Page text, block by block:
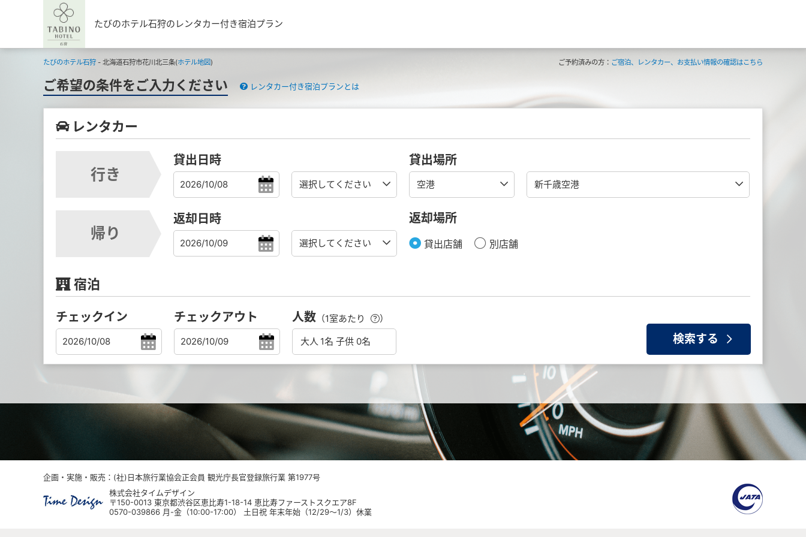
たびのホテル石狩のレンタカー付き宿泊プラン
たびのホテル石狩 - 北海道石狩市花川北三条(ホテル地図) ご予約済みの方： ご宿泊、レンタカー、お支払い情報の確認はこちら
ご希望の条件をご入力ください レンタカー付き宿泊プランとは
レンタカー
行き
貸出日時 貸出場所
帰り
返却日時 返却場所
貸出店舗 別店舗
宿泊
チェックイン チェックアウト 人数 （1室あたり ）
企画・実施・販売：(社)日本旅行業協会正会員 観光庁長官登録旅行業 第1977号
株式会社タイムデザイン
〒150-0013 東京都渋谷区恵比寿1-18-14 恵比寿ファーストスクエア8F
0570-039866 月-金（10:00-17:00） 土日祝 年末年始（12/29～1/3）休業